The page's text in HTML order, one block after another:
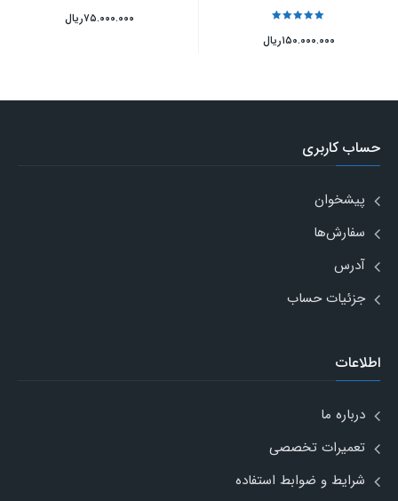
ریال۱۵۰.۰۰۰.۰۰۰
ریال۷۵.۰۰۰.۰۰۰
حساب کاربری
پیشخوان
سفارش‌ها
آدرس
جزئیات حساب
اطلاعات
درباره ما
تعمیرات تخصصی
شرایط و ضوابط استفاده